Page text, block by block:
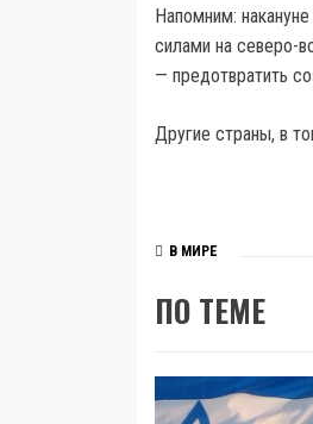
Напомним:
силами на северо-
— предотвратить
Другие страны, в
В МИРЕ
ПО ТЕМЕ